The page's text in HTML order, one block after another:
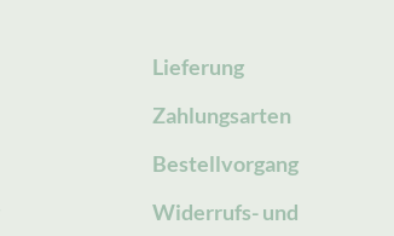
Lieferung
Zahlungsarten
Bestellvorgang
Widerrufs- und